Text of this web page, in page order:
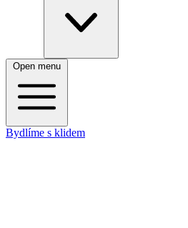
Open menu
Bydlíme s klidem